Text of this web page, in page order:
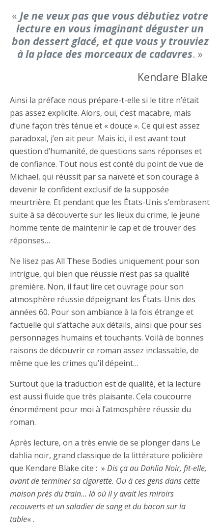
« Je ne veux pas que vous débutiez votre
lecture en vous imaginant déguster un
bon dessert glacé, et que vous y trouviez
à la place des morceaux de cadavres. »
Kendare Blake
Ainsi la préface nous prépare-t-elle si le titre n’était
pas assez explicite. Alors, oui, c’est macabre, mais
d’une façon très ténue et « douce ». Ce qui est assez
paradoxal, j’en ait peur. Mais ici, il est avant tout
question d’humanité, de questions sans réponses et
de confiance. Tout nous est conté du point de vue de
Michael, qui réussit par sa naïveté et son courage à
devenir le confident exclusif de la supposée
meurtrière. Et pendant que les États-Unis s’embrasent
suite à sa découverte sur les lieux du crime, le jeune
homme tente de maintenir le cap et de trouver des
réponses…
Ne lisez pas All These Bodies uniquement pour son
intrigue, qui bien que réussie n’est pas sa qualité
première. Non, il faut lire cet ouvrage pour son
atmosphère réussie dépeignant les États-Unis des
années 60. Pour son ambiance à la fois étrange et
factuelle qui s’attache aux détails, ainsi que pour ses
personnages humains et touchants. Voilà de bonnes
raisons de découvrir ce roman assez inclassable, de
même que les crimes qu’il dépeint…
Surtout que la traduction est de qualité, et la lecture
est aussi fluide que très plaisante. Cela coucourre
énormément pour moi à l’atmosphère réussie du
roman.
Après lecture, on a très envie de se plonger dans Le
dahlia noir, grand classique de la littérature policière
que Kendare Blake cite : » Dis ça au Dahlia Noir, fit-elle,
avant de terminer sa cigarette. Ou à ces gens dans cette
maison près du train… là où il y avait les miroirs
recouverts et un saladier de sang et du bacon sur la
table« .